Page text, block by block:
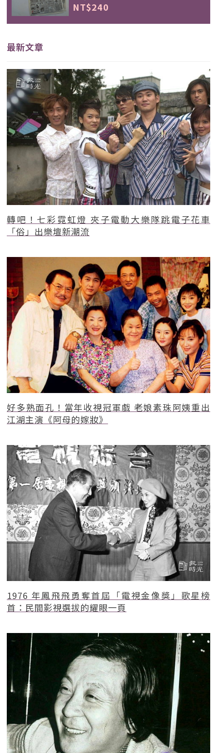
NT$240
最新文章
轉吧！七彩霓虹燈 夾子電動大樂隊跳電子花車
「俗」出樂壇新潮流
好多熟面孔！當年收視冠軍戲 老娘素珠阿姨重出
江湖主演《阿母的嫁妝》
1976 年鳳飛飛勇奪首屆「電視金像獎」歌星榜
首：民間影視選拔的耀眼一頁